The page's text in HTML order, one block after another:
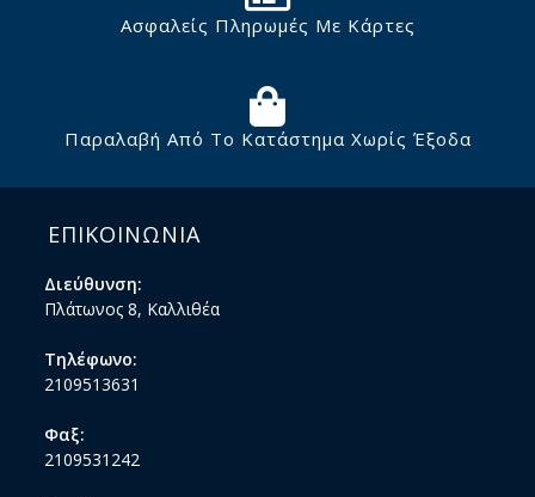
Ασφαλείς Πληρωμές Με Κάρτες
Παραλαβή Από Το Κατάστημα Χωρίς Έξοδα
ΕΠΙΚΟΙΝΩΝΙΑ
Διεύθυνση:
Πλάτωνος 8, Καλλιθέα
Τηλέφωνο:
2109513631
Φαξ:
2109531242